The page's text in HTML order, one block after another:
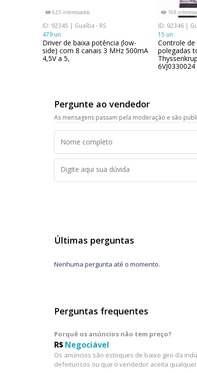
623 interessados
ID: 92345 | Guaíba - RS
479 un
Driver de baixa potência (low-
side) com 8 canais 3 MHz 500mA
4,5V a 5,
169
ID: 92346 |
15 un
Controle de
polegadas
Pergunte ao vendedor
As mensagens passam pela moderação e são
Últimas perguntas
Nenhuma pergunta até o momento.
Perguntas frequentes
Porquê os anúncios não tem preço?
R$Negociável
Os anúncios são estoques de baixo giro da
defeituosos ou que o vendedor aceita